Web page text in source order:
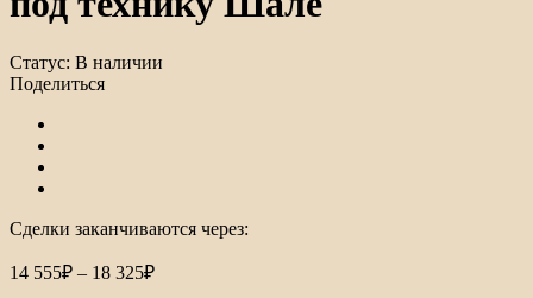
Статус: В наличии
Поделиться
Сделки заканчиваются через:
14 555₽ – 18 325₽Диапазон